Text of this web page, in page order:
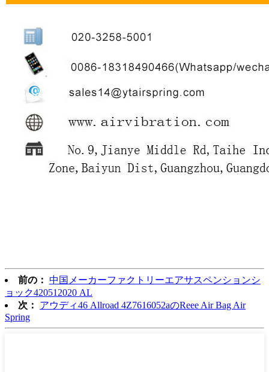
前の： 中国メーカーファクトリーエアサスペンションシ
ョック420512020 AL
次：
アウディ46 Allroad 4Z7616052aのReee Air Bag Air
Spring